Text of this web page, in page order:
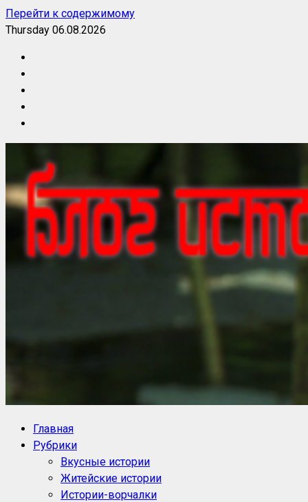
Перейти к содержимому
Thursday 06.08.2026
Блог историй NoorySan
Главная
Рубрики
Вкусные истории
Житейские истории
Истории-ворчалки